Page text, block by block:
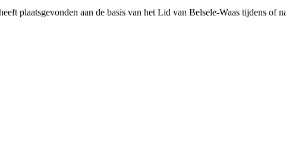
plaatsgevonden aan de basis van het Lid van Belsele-Waas tijdens of